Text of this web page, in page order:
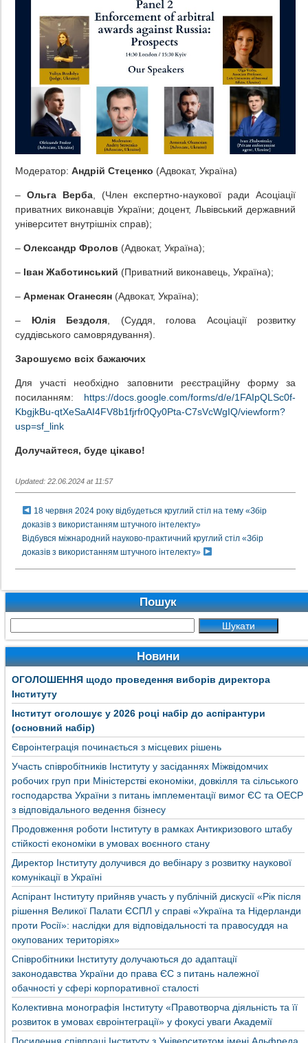
Модератор: Андрій Стеценко (Адвокат, Україна)
– Ольга Верба, (Член експертно-наукової ради Асоціації
приватних виконавців України; доцент, Львівський державний
університет внутрішніх справ);
– Олександр Фролов (Адвокат, Україна);
– Іван Жаботинський (Приватний виконавець, Україна);
– Арменак Оганесян (Адвокат, Україна);
– Юлія Бездоля , (Суддя, голова Асоціації розвитку
суддівського самоврядування).
Зарошуємо всіх бажаючих
Для участі необхідно заповнити реєстраційну форму за
посиланням: https://docs.google.com/forms/d/e/1FAIpQLSc0f-
KbgjkBu-qtXeSaAI4FV8b1fjrfr0Qy0Pta-C7sVcWgIQ/viewform?
usp=sf_link
Долучайтеся, буде цікаво!
Updated: 22.06.2024 at 11:57
18 червня 2024 року відбудеться круглий стіл на тему «Збір
доказів з використанням штучного інтелекту»
Відбувся міжнародний науково-практичний круглий стіл «Збір
доказів з використанням штучного інтелекту»
Пошук
Новини
ОГОЛОШЕННЯ щодо проведення виборів директора
Інституту
Інститут оголошує у 2026 році набір до аспірантури
(основний набір)
Євроінтеграція починається з місцевих рішень
Участь співробітників Інституту у засіданнях Міжвідомчих
робочих груп при Міністерстві економіки, довкілля та сільського
господарства України з питань імплементації вимог ЄС та ОЕСР
з відповідального ведення бізнесу
Продовження роботи Інституту в рамках Антикризового штабу
стійкості економіки в умовах воєнного стану
Директор Інституту долучився до вебінару з розвитку наукової
комунікації в Україні
Аспірант Інституту прийняв участь у публічній дискусії «Рік після
рішення Великої Палати ЄСПЛ у справі «Україна та Нідерланди
проти Росії»: наслідки для відповідальності та правосуддя на
окупованих територіях»
Співробітники Інституту долучаються до адаптації
законодавства України до права ЄС з питань належної
обачності у сфері корпоративної сталості
Колективна монографія Інституту «Правотворча діяльність та її
розвиток в умовах євроінтеграції» у фокусі уваги Академії